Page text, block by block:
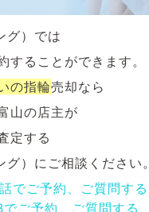
グ）では
することができます。
の指輪売却なら
山の店主が
定する
グ）にご相談ください。
でご予約、ご質問する
ご予約、ご質問する